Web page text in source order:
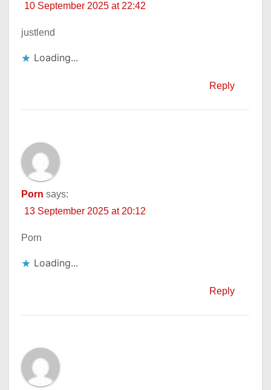
10 September 2025 at 22:42
justlend
Loading...
Reply
Porn says:
13 September 2025 at 20:12
Porn
Loading...
Reply